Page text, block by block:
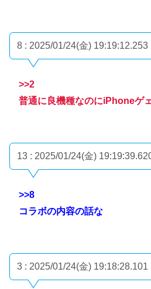
8 : 2025/01/24(金) 19:19:12.253
>>2
普通に良機種なのにiPhoneゲ
13 : 2025/01/24(金)
>>8
コラボの内容の話な
3 : 2025/01/24(金) 19:18:28.101